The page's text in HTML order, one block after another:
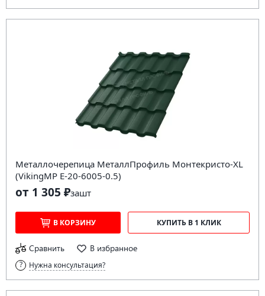
Металлочерепица МеталлПрофиль Монтекристо-XL
(VikingMP E-20-6005-0.5)
от 1 305 ₽зашт
В КОРЗИНУ КУПИТЬ В 1 КЛИК
Сравнить В избранное
Нужна консультация?